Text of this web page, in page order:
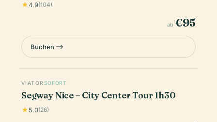
4.9(104)
ab €95
Buchen
VIATOR SOFORT
Segway Nice – City Center Tour 1h30
5.0(26)